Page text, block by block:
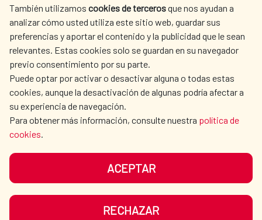
También utilizamos cookies de tercerosque nos ayudan a
analizar cómo usted utiliza este sitio web, guardar sus
preferencias y aportar el contenido y la publicidad que le sean
relevantes. Estas cookies solo se guardan en su navegador
previo consentimiento por su parte.
Puede optar por activar o desactivar alguna o todas estas
cookies, aunque la desactivación de algunas podría afectar a
su experiencia de navegación.
Para obtener más información, consulte nuestra política de
cookies.
ACEPTAR
RECHAZAR
CULTURE ET SCIENCE BIBLIOTHÈQUE
NOS RÉSEAUX SOCIAUX
PROTECTION DES DONNÉES
PLAN DU SITE